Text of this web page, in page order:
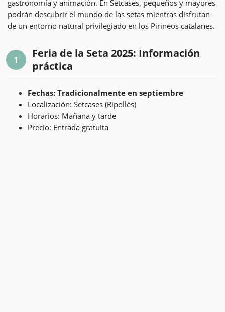
gastronomía y animación. En Setcases, pequeños y mayores
podrán descubrir el mundo de las setas mientras disfrutan
de un entorno natural privilegiado en los Pirineos catalanes.
1
Feria de la Seta 2025: Información
práctica
Fechas: Tradicionalmente en septiembre
Localización: Setcases (Ripollès)
Horarios: Mañana y tarde
Precio: Entrada gratuita